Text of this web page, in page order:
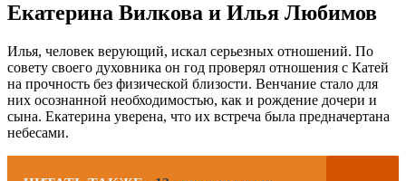
Екатерина Вилкова и Илья Любимов
Илья, человек верующий, искал серьезных отношений. По
совету своего духовника он год проверял отношения с Катей
на прочность без физической близости. Венчание стало для
них осознанной необходимостью, как и рождение дочери и
сына. Екатерина уверена, что их встреча была предначертана
небесами.